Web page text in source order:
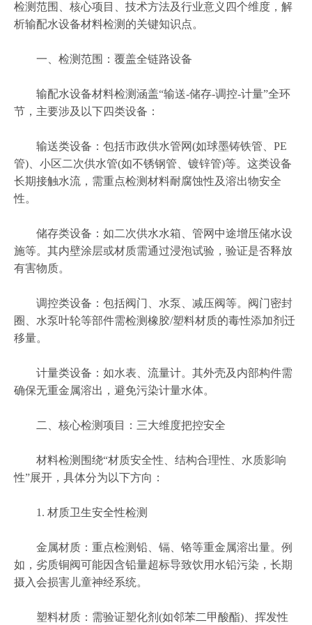
检测范围、核心项目、技术方法及行业意义四个维度，解
析输配水设备材料检测的关键知识点。
一、检测范围：覆盖全链路设备
输配水设备材料检测涵盖“输送-储存-调控-计量”全环
节，主要涉及以下四类设备：
输送类设备：包括市政供水管网(如球墨铸铁管、PE
管)、小区二次供水管(如不锈钢管、镀锌管)等。这类设备
长期接触水流，需重点检测材料耐腐蚀性及溶出物安全
性。
储存类设备：如二次供水水箱、管网中途增压储水设
施等。其内壁涂层或材质需通过浸泡试验，验证是否释放
有害物质。
调控类设备：包括阀门、水泵、减压阀等。阀门密封
圈、水泵叶轮等部件需检测橡胶/塑料材质的毒性添加剂迁
移量。
计量类设备：如水表、流量计。其外壳及内部构件需
确保无重金属溶出，避免污染计量水体。
二、核心检测项目：三大维度把控安全
材料检测围绕“材质安全性、结构合理性、水质影响
性”展开，具体分为以下方向：
1. 材质卫生安全性检测
金属材质：重点检测铅、镉、铬等重金属溶出量。例
如，劣质铜阀可能因含铅量超标导致饮用水铅污染，长期
摄入会损害儿童神经系统。
塑料材质：需验证塑化剂(如邻苯二甲酸酯)、挥发性